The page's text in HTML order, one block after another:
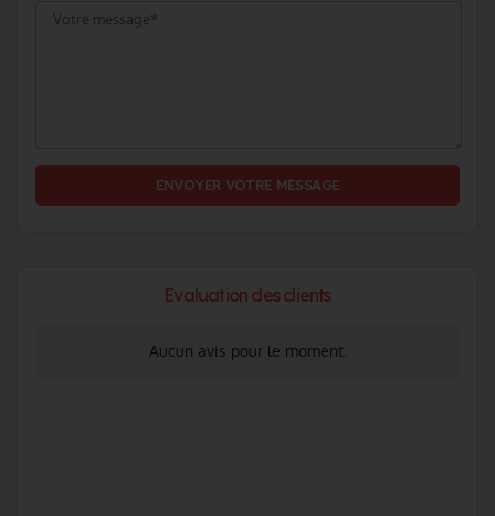
ENVOYER VOTRE MESSAGE
Evaluation des clients
Aucun avis pour le moment.